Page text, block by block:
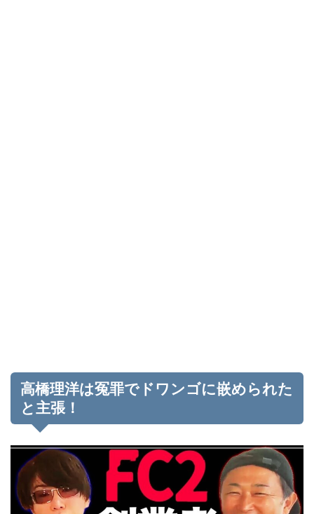
高橋理洋は冤罪でドワンゴに嵌められた
と主張！